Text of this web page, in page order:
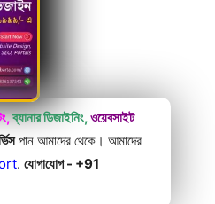
ব্যানার ডিজাইনিং,ওয়েবসাইট
পান আমাদের থেকে। আমাদের
. যোগাযোগ - +91